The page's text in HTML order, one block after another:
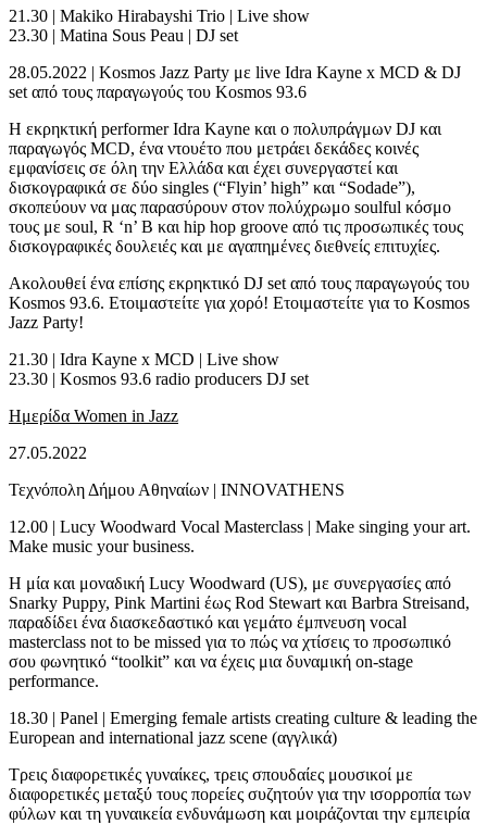
21.30 | Makiko Hirabayshi Trio | Live show
23.30 | Matina Sous Peau | DJ set
28.05.2022 | Kosmos Jazz Party με live Idra Kayne x MCD & DJ
set από τους παραγωγούς του Kosmos 93.6
Η εκρηκτική performer Idra Kayne και ο πολυπράγμων DJ και
παραγωγός MCD, ένα ντουέτο που μετράει δεκάδες κοινές
εμφανίσεις σε όλη την Ελλάδα και έχει συνεργαστεί και
δισκογραφικά σε δύο singles (“Flyin’ high” και “Sodade”),
σκοπεύουν να μας παρασύρουν στον πολύχρωμο soulful κόσμο
τους με soul, R ‘n’ B και hip hop groove από τις προσωπικές τους
δισκογραφικές δουλειές και με αγαπημένες διεθνείς επιτυχίες.
Ακολουθεί ένα επίσης εκρηκτικό DJ set από τους παραγωγούς του
Kosmos 93.6. Ετοιμαστείτε για χορό! Ετοιμαστείτε για το Kosmos
Jazz Party!
21.30 | Idra Kayne x MCD | Live show
23.30 | Kosmos 93.6 radio producers DJ set
Ημερίδα Women in Jazz
27.05.2022
Τεχνόπολη Δήμου Αθηναίων | INNOVATHENS
12.00 | Lucy Woodward Vocal Masterclass | Make singing your art.
Make music your business.
Η μία και μοναδική Lucy Woodward (US), με συνεργασίες από
Snarky Puppy, Pink Martini έως Rod Stewart και Barbra Streisand,
παραδίδει ένα διασκεδαστικό και γεμάτο έμπνευση vocal
masterclass not to be missed για το πώς να χτίσεις το προσωπικό
σου φωνητικό “toolkit” και να έχεις μια δυναμική on-stage
performance.
18.30 | Panel | Emerging female artists creating culture & leading the
European and international jazz scene (αγγλικά)
Τρεις διαφορετικές γυναίκες, τρεις σπουδαίες μουσικοί με
διαφορετικές μεταξύ τους πορείες συζητούν για την ισορροπία των
φύλων και τη γυναικεία ενδυνάμωση και μοιράζονται την εμπειρία